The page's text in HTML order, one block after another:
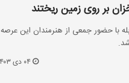
بر روی زمین‌ ریختند
با حضور جمعی از هنرمندان این عرصه
۰۴ دی ۱۴۰۳